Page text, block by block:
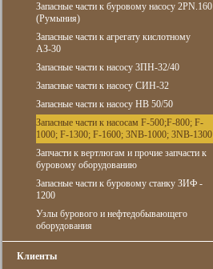
Запасные части к буровому насосу 2PN.160
(Румыния)
Запасные части к агрегату кислотному
АЗ-30
Запасные части к насосу 3ПН-32/40
Запасные части к насосу СИН-32
Запасные части к насосу НВ 50/50
Запасные части к насосам F-500;F-800; F-
1000; F-1300; F-1600; 3NB-1000; 3NB-1300
Запчасти к вертлюгам и прочие запчасти к
буровому оборудованию
Запасные части к буровому станку ЗИФ -
1200
Узлы бурового и нефтедобывающего
оборудования
Клиенты